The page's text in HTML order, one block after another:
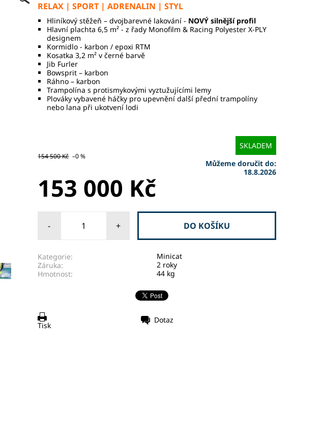
RELAX | SPORT | ADRENALIN | STYL
Hliníkový stěžeň – dvojbarevné lakování - NOVÝ silnější profil
Hlavní plachta 6,5 m² - z řady Monofilm & Racing Polyester X-PLY
designem
Kormidlo - karbon / epoxi RTM
Kosatka 3,2 m² v černé barvě
Jib Furler
Bowsprit – karbon
Ráhno – karbon
Trampolína s protismykovými vyztužujícími lemy
Plováky vybavené háčky pro upevnění další přední trampolíny
nebo lana při ukotvení lodi
154 500 Kč –0 %
SKLADEM
Můžeme doručit do:
18.8.2026
153 000 Kč
- +
Kategorie:
Minicat
Záruka:
2 roky
Hmotnost:
44 kg
Tisk
Dotaz